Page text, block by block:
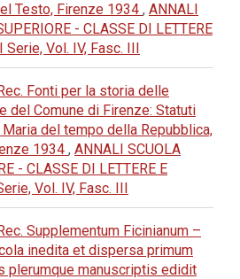
Testo, Firenze 1934 , ANNALI
- CLASSE DI LETTERE
Serie, Vol. IV, Fasc. III
Fonti per la storia delle
del Comune di Firenze: Statuti
del tempo della Repubblica,
1934 , ANNALI SCUOLA
- CLASSE DI LETTERE E
Vol. IV, Fasc. III
Supplementum Ficinianum –
inedita et dispersa primum
plerumque manuscriptis edidit